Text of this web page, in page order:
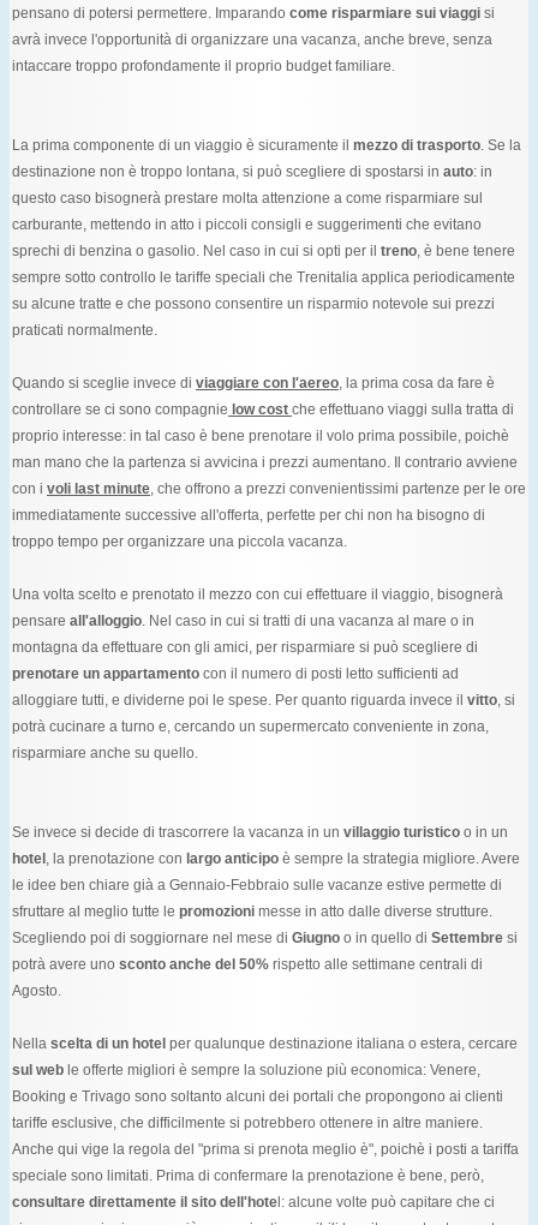
pensano di potersi permettere. Imparando come risparmiare sui viaggi si
avrà invece l'opportunità di organizzare una vacanza, anche breve, senza
intaccare troppo profondamente il proprio budget familiare.
La prima componente di un viaggio è sicuramente il mezzo di trasporto. Se la
destinazione non è troppo lontana, si può scegliere di spostarsi in auto: in
questo caso bisognerà prestare molta attenzione a come risparmiare sul
carburante, mettendo in atto i piccoli consigli e suggerimenti che evitano
sprechi di benzina o gasolio. Nel caso in cui si opti per il treno, è bene tenere
sempre sotto controllo le tariffe speciali che Trenitalia applica periodicamente
su alcune tratte e che possono consentire un risparmio notevole sui prezzi
praticati normalmente.
Quando si sceglie invece di viaggiare con l'aereo, la prima cosa da fare è
controllare se ci sono compagnie low cost che effettuano viaggi sulla tratta di
proprio interesse: in tal caso è bene prenotare il volo prima possibile, poichè
man mano che la partenza si avvicina i prezzi aumentano. Il contrario avviene
con i voli last minute, che offrono a prezzi convenientissimi partenze per le ore
immediatamente successive all'offerta, perfette per chi non ha bisogno di
troppo tempo per organizzare una piccola vacanza.
Una volta scelto e prenotato il mezzo con cui effettuare il viaggio, bisognerà
pensare all'alloggio. Nel caso in cui si tratti di una vacanza al mare o in
montagna da effettuare con gli amici, per risparmiare si può scegliere di
prenotare un appartamento con il numero di posti letto sufficienti ad
alloggiare tutti, e dividerne poi le spese. Per quanto riguarda invece il vitto, si
potrà cucinare a turno e, cercando un supermercato conveniente in zona,
risparmiare anche su quello.
Se invece si decide di trascorrere la vacanza in un villaggio turistico o in un
hotel , la prenotazione con largo anticipo è sempre la strategia migliore. Avere
le idee ben chiare già a Gennaio-Febbraio sulle vacanze estive permette di
sfruttare al meglio tutte le promozioni messe in atto dalle diverse strutture.
Scegliendo poi di soggiornare nel mese di Giugno o in quello di Settembre si
potrà avere uno sconto anche del 50% rispetto alle settimane centrali di
Agosto.
Nella scelta di un hotel per qualunque destinazione italiana o estera, cercare
sul web le offerte migliori è sempre la soluzione più economica: Venere,
Booking e Trivago sono soltanto alcuni dei portali che propongono ai clienti
tariffe esclusive, che difficilmente si potrebbero ottenere in altre maniere.
Anche qui vige la regola del "prima si prenota meglio è", poichè i posti a tariffa
speciale sono limitati. Prima di confermare la prenotazione è bene, però,
consultare direttamente il sito dell'hote l: alcune volte può capitare che ci